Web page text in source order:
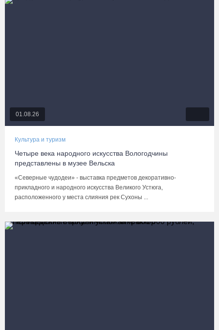
01.08.26
Культура и туризм
Четыре века народного искусства Вологодчины
представлены в музее Вельска
«Северные чудодеи» - выставка предметов декоративно-
прикладного и народного искусства Великого Устюга,
расположенного у места слияния рек Сухоны ...